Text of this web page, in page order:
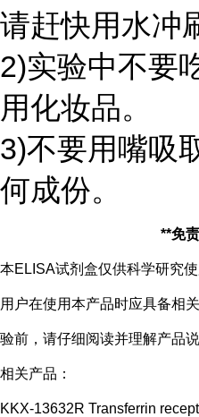
请赶快用水冲
2)实验中不要
用化妆品。
3)不要用嘴吸
何成份。
**免
本ELISA试剂盒仅供科学研究
用户在使用本产品时应具备相
验前，请仔细阅读并理解产品
相关产品：
KKX-13632R Transferrin